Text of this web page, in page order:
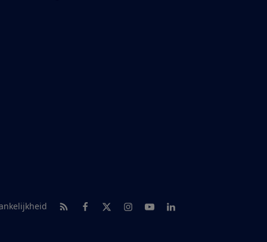
RSS-feed nieuws
Facebook
TwitterInstagram
YoutubeLinkedIn